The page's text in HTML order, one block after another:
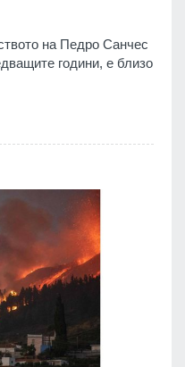
на Педро Санчес
години, е близо